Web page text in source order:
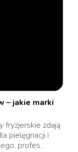
– jakie marki
fryzjerskie zdają
pielęgnacji i
profes...